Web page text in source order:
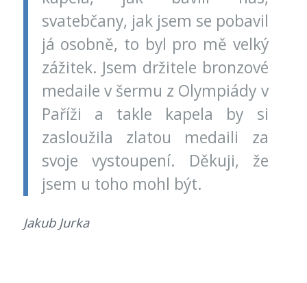
svatebčany, jak jsem se pobavil
já osobně, to byl pro mě velký
zážitek. Jsem držitele bronzové
medaile v šermu z Olympiády v
Paříži a takle kapela by si
zasloužila zlatou medaili za
svoje vystoupení. Děkuji, že
jsem u toho mohl být.
Jakub Jurka